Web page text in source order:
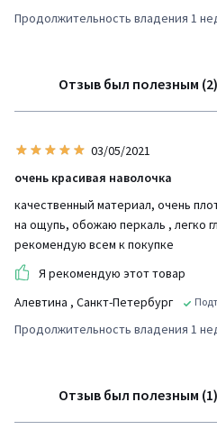
Продолжительность владения 1
Отзыв был полезным (2)
03/05/2021
очень красивая наволочка
качественный материал, очень
на ощупь, обожаю перкаль , легко
рекомендую всем к покупке
Я рекомендую этот товар
Алевтина , Санкт-Петербург
Продолжительность владения 1
Отзыв был полезным (1)